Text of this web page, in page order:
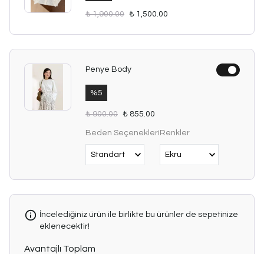
₺ 1,900.00 ₺ 1,500.00
Penye Body
%5
₺ 900.00 ₺ 855.00
Beden SeçenekleriRenkler
İncelediğiniz ürün ile birlikte bu ürünler de sepetinize
eklenecektir!
Avantajlı Toplam